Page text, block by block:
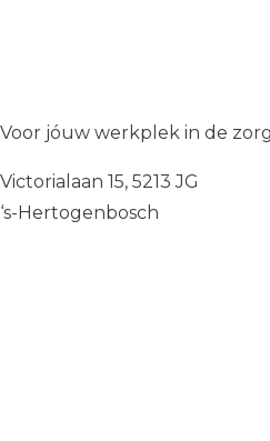
Voor jóuw werkplek in de zorg
Victorialaan 15, 5213 JG
‘s-Hertogenbosch